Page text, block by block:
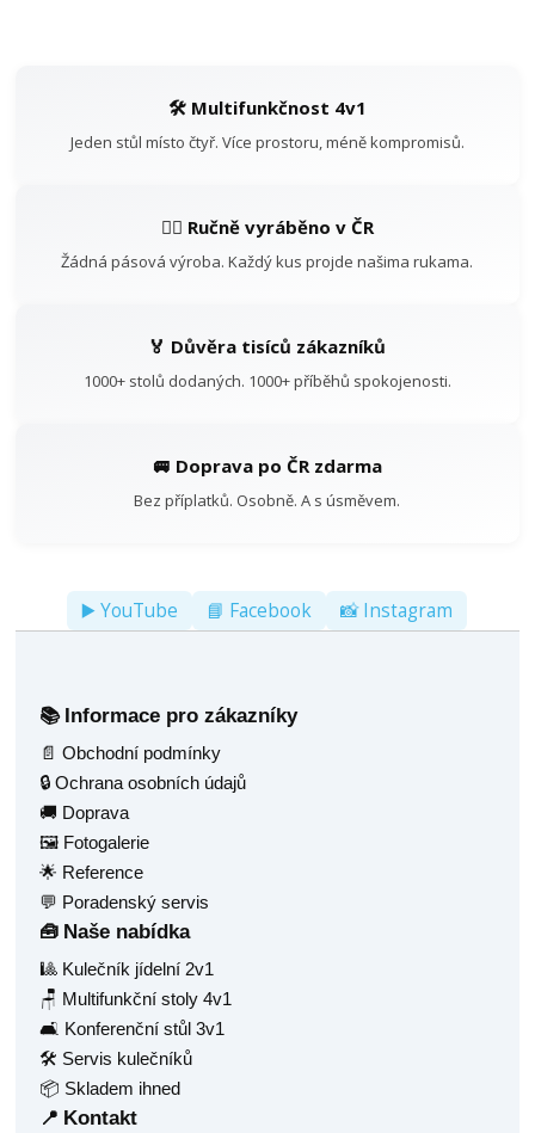
🛠️ Multifunkčnost 4v1
Jeden stůl místo čtyř. Více prostoru, méně kompromisů.
👷‍♂️ Ručně vyráběno v ČR
Žádná pásová výroba. Každý kus projde našima rukama.
🏅 Důvěra tisíců zákazníků
1000+ stolů dodaných. 1000+ příběhů spokojenosti.
🚐 Doprava po ČR zdarma
Bez příplatků. Osobně. A s úsměvem.
▶️ YouTube 📘 Facebook 📸 Instagram
📚 Informace pro zákazníky
📄 Obchodní podmínky
🔒 Ochrana osobních údajů
🚚 Doprava
🖼️ Fotogalerie
🌟 Reference
💬 Poradenský servis
🧰 Naše nabídka
🎱 Kulečník jídelní 2v1
🪑 Multifunkční stoly 4v1
🛋️ Konferenční stůl 3v1
🛠️ Servis kulečníků
📦 Skladem ihned
📍 Kontakt